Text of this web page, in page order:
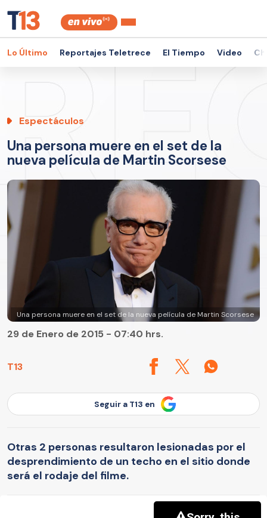
Lo Último Reportajes Teletrece El Tiempo Video
Espectáculos
Una persona muere en el set de la
nueva película de Martin Scorsese
Una persona muere en el set de la nueva película de Martin Scorsese
T13
29 de Enero de 2015 - 07:40 hrs.
Seguir a T13 en
Otras 2 personas resultaron lesionadas por el
desprendimiento de un techo en el sitio donde
será el rodaje del filme.